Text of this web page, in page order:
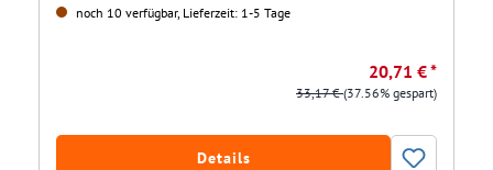
noch 10 verfügbar, Lieferzeit: 1-5 Tage
20,71 € *
33,17 €(37.56% gespart)
Details